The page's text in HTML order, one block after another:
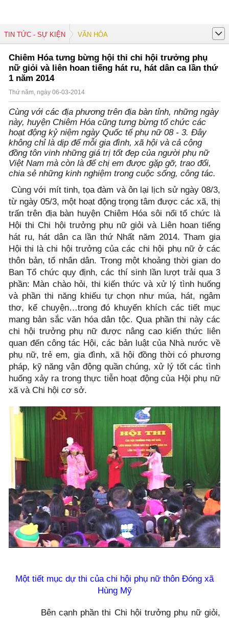
TIN TỨC - SỰ KIỆN VĂN HÓA
Chiêm Hóa tưng bừng hội thi chi hội trưởng phụ
nữ giỏi và liên hoan tiếng hát ru, hát dân ca lần thứ
1 năm 2014
Thứ năm, ngày 06-03-2014
Cùng với các địa phương trên địa bàn tỉnh, những ngày
này, huyện Chiêm Hóa cũng tưng bừng tổ chức các
hoạt động kỷ niệm ngày Quốc tế phụ nữ 08 - 3. Đây
không chỉ là dịp để mỗi gia đình, xã hội và cả cộng
đồng tôn vinh những giá trị tốt đẹp của người phụ nữ
Việt Nam mà còn là để chị em được gặp gỡ, trao đổi,
chia sẻ những kinh nghiệm trong cuộc sống, công tác.
Cùng với mít tinh, tọa đàm và ôn lại lịch sử ngày 08/3,
từ ngày 05/3, một hoạt động trọng tâm được các xã, thị
trấn trên địa bàn huyện Chiêm Hóa sôi nổi tổ chức là
Hội thi Chi hội trưởng phụ nữ giỏi và Liên hoan tiếng
hát ru, hát dân ca lần thứ Nhất năm 2014. Tham gia
Hội thi là chi hội trưởng của các chi hội phụ nữ ở các
thôn bản, tổ nhân dân. Trong một khoảng thời gian do
Ban Tổ chức quy định, các thí sinh lần lượt trải qua 3
phần: Màn chào hỏi, thi kiến thức và xử lý tình huống
và phần thi năng khiếu tự chọn như múa, hát, ngâm
thơ, kể chuyện…trong đó khuyến khích các tiết mục
mang bản sắc văn hóa dân tộc. Qua phần thi này các
chi hội trưởng phụ nữ được nâng cao kiến thức liên
quan đến công tác Hội, các bản luật của Nhà nước về
phụ nữ, trẻ em, gia đình, xã hội đồng thời có phương
pháp, kỹ năng vận động quần chúng, xử lý tốt các tình
huống xảy ra trong thực tiễn hoạt động của Hội phụ nữ
xã và Chi hội cơ sở.
Một tiết mục dự thi của chi hội phụ nữ thôn Đóng xã
Hùng Mỹ
Bên cạnh phần thi Chi hội trưởng phụ nữ giỏi,